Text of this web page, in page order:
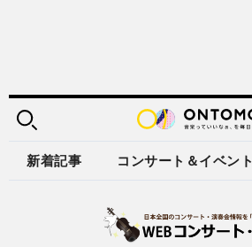
新着記事 コンサート＆イベント